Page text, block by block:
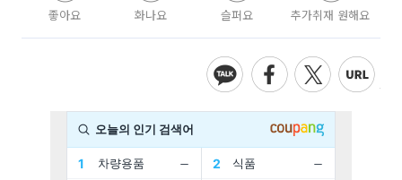
좋아요 화나요 슬퍼요 추가취재 원해요